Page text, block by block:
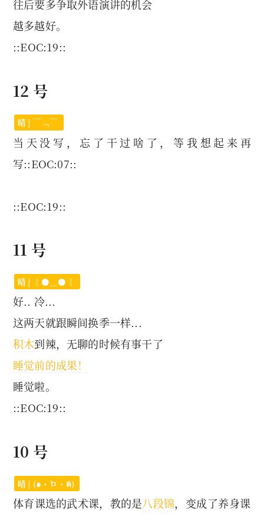
往后要多争取外语演讲的机会
越多越好。
::EOC:19::
12 号
晴 | ￣﹃￣
当天没写，忘了干过啥了，等我想起来再
写::EOC:07::
::EOC:19::
11 号
晴 | ⌇●﹏●⌇
好.. 冷...
这两天就跟瞬间换季一样...
积木到辣，无聊的时候有事干了
睡觉前的成果！
睡觉啦。
::EOC:19::
10 号
晴 | (๑・̀ㅁ・́ฅ)
体育课选的武术课，教的是八段锦，变成了养身课